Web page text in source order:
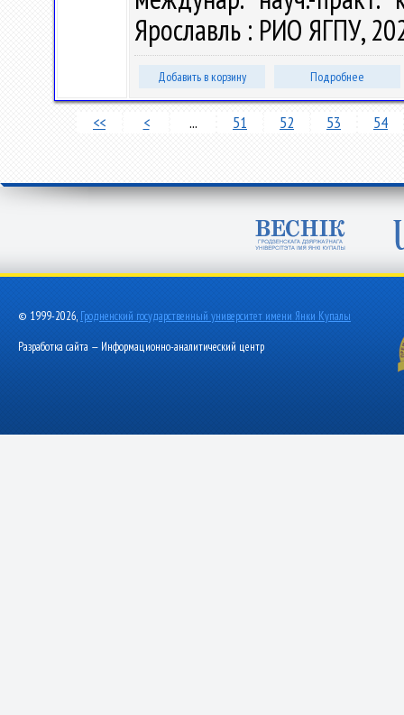
Ярославль : РИО ЯГПУ,
Добавить в корзину Подробнее
<< < ... 51 52 53 54
© 1999-2026, Гродненский государственный университет имени Янки Купалы
Разработка сайта — Информационно-аналитический центр